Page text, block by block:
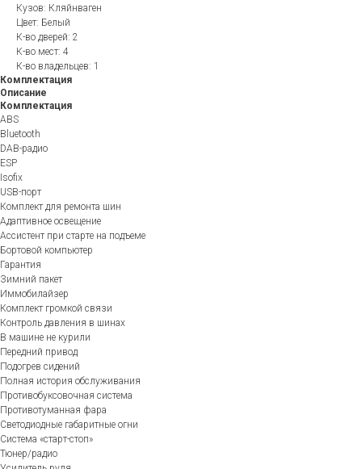
Кузов: Кляйнваген
Цвет: Белый
К-во дверей: 2
К-во мест: 4
К-во владельцев: 1
Комплектация
Описание
Комплектация
ABS
Bluetooth
DAB-радио
ESP
Isofix
USB-порт
Комплект для ремонта шин
Адаптивное освещение
Ассистент при старте на подъеме
Бортовой компьютер
Гарантия
Зимний пакет
Иммобилайзер
Комплект громкой связи
Контроль давления в шинах
В машине не курили
Передний привод
Подогрев сидений
Полная история обслуживания
Противобуксовочная система
Противотуманная фара
Светодиодные габаритные огни
Система «старт-стоп»
Тюнер/радио